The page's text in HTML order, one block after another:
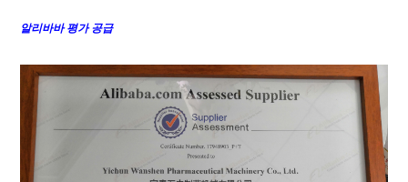
알리바바 평가 공급